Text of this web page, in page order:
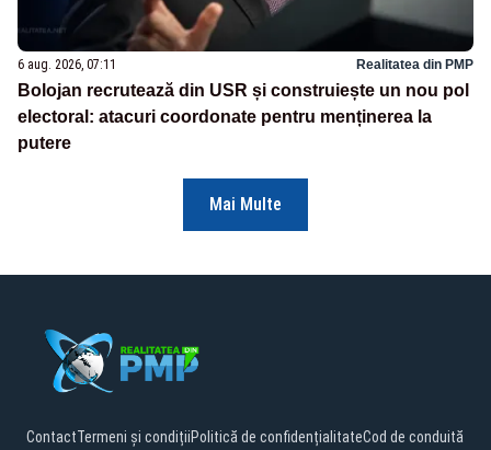
6 aug. 2026, 07:11 Realitatea din PMP
Bolojan recrutează din USR și construiește un nou pol
electoral: atacuri coordonate pentru menținerea la
putere
Mai Multe
ContactTermeni și condițiiPolitică de confidențialitateCod de conduită